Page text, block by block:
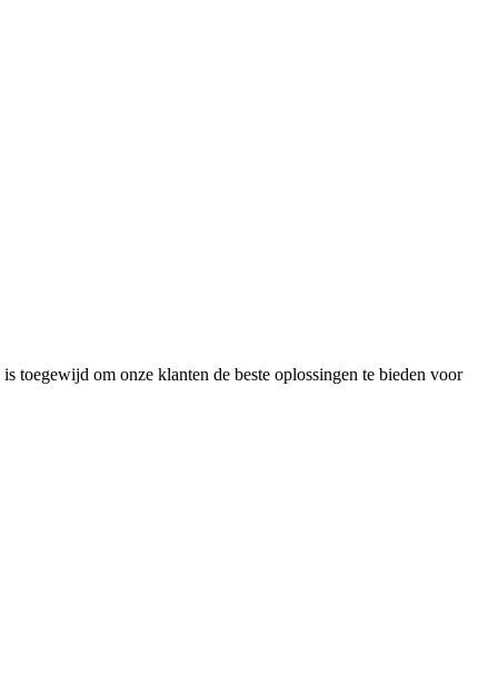
toegewijd om onze klanten de beste oplossingen te bieden voor